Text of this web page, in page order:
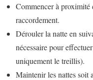
Commencer à
raccordement.
Dérouler la natte en
nécessaire pour
uniquement le treillis).
Maintenir les nattes soit